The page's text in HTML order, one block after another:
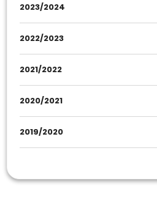
2023/2024
2022/2023
2021/2022
2020/2021
2019/2020